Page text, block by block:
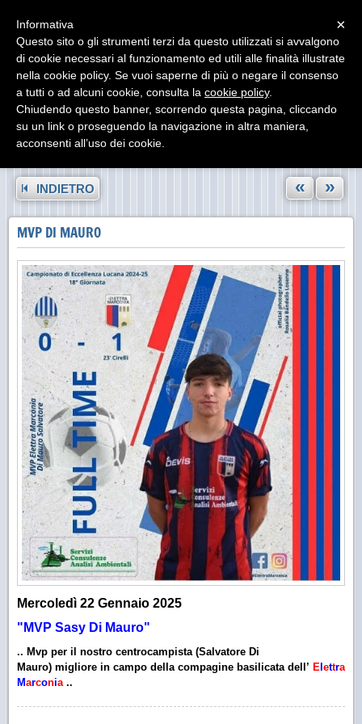
INDIETRO « »
MVP DI MAURO
Mercoledì 22 Gennaio 2025
"MVP Sasy Di Mauro"
.. Mvp per il nostro centrocampista(Salvatore Di
Mauro) migliore in campo della compagine basilicatadell’ E ettra
Marconia..
×
Informativa
Questo sito o gli strumenti terzi da questo utilizzati si avvalgono
di cookie necessari al funzionamento ed utili alle finalità illustrate
nella cookie policy. Se vuoi saperne di più o negare il consenso
a tutti o ad alcuni cookie, consulta la cookie policy.
Chiudendo questo banner, scorrendo questa pagina, cliccando
su un link o proseguendo la navigazione in altra maniera,
acconsenti all’uso dei cookie.